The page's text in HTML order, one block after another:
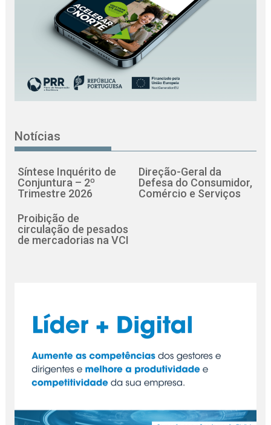
Notícias
Síntese Inquérito de
Conjuntura – 2º
Trimestre 2026
Direção-Geral da
Defesa do Consumidor,
Comércio e Serviços
Proibição de
circulação de pesados
de mercadorias na VCI